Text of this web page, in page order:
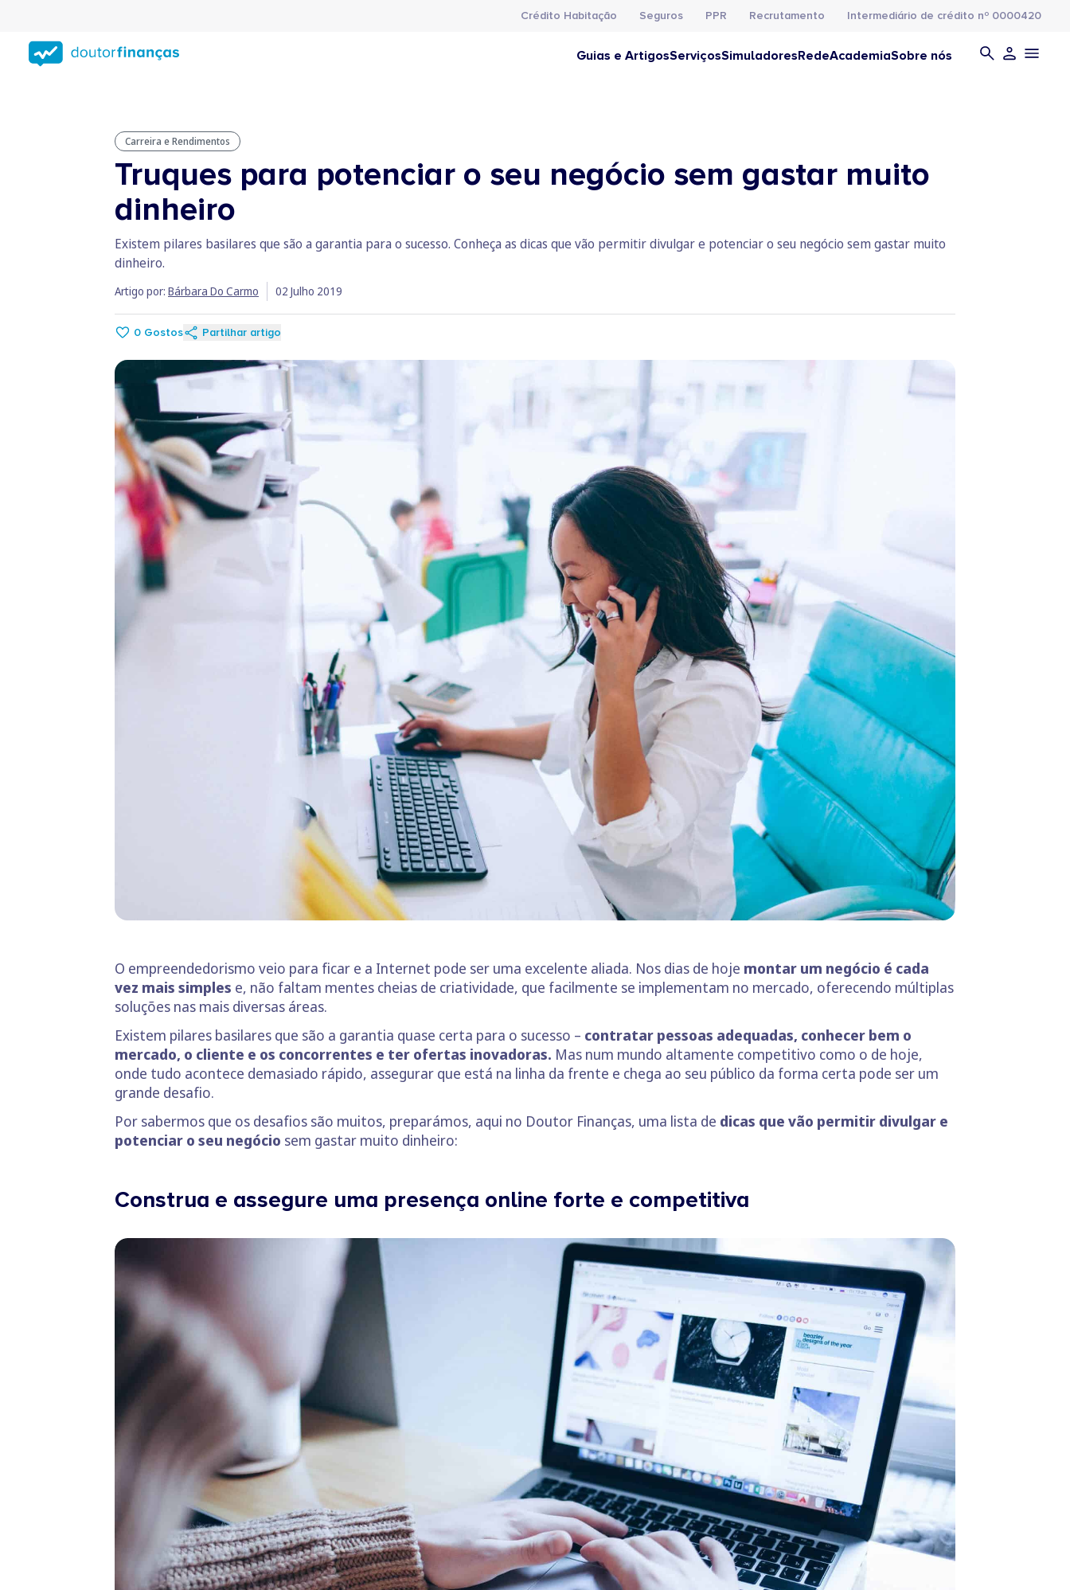
conteúdo
principal
Crédito Habitação Seguros PPR Recrutamento Intermediário de crédito nº 0000420
Guias e ArtigosServiçosSimuladoresRedeAcademiaSobre nós
Carreira e Rendimentos
Truques para potenciar o seu negócio sem gastar muito
dinheiro
Existem pilares basilares que são a garantia para o sucesso. Conheça as dicas que vão permitir divulgar e potenciar o seu negócio sem gastar muito
dinheiro.
Artigo por: Bárbara Do Carmo 02 Julho 2019
0 Gostos Partilhar artigo
O empreendedorismo veio para ficar e a Internet pode ser uma excelente aliada. Nos dias de hoje montar um negócio é cada
vez mais simples e, não faltam mentes cheias de criatividade, que facilmente se implementam no mercado, oferecendo múltiplas
soluções nas mais diversas áreas.
Existem pilares basilares que são a garantia quase certa para o sucesso – contratar pessoas adequadas, conhecer bem o
mercado, o cliente e os concorrentes e ter ofertas inovadoras. Mas num mundo altamente competitivo como o de hoje,
onde tudo acontece demasiado rápido, assegurar que está na linha da frente e chega ao seu público da forma certa pode ser um
grande desafio.
Por sabermos que os desafios são muitos, preparámos, aqui no Doutor Finanças, uma lista de dicas que vão permitir divulgar e
potenciar o seu negócio sem gastar muito dinheiro:
Construa e assegure uma presença online forte e competitiva